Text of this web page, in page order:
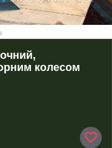
колесом